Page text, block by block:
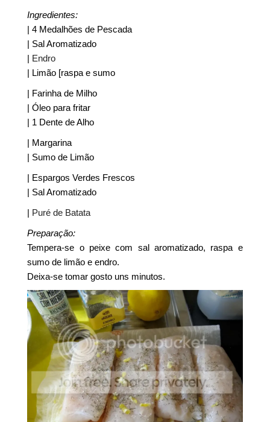
Ingredientes:
| 4 Medalhões de Pescada
| Sal Aromatizado
| Endro
| Limão [raspa e sumo
| Farinha de Milho
| Óleo para fritar
| 1 Dente de Alho
| Margarina
| Sumo de Limão
| Espargos Verdes Frescos
| Sal Aromatizado
| Puré de Batata
Preparação:
Tempera-se o peixe com sal aromatizado, raspa e
sumo de limão e endro.
Deixa-se tomar gosto uns minutos.